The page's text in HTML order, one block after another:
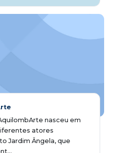
nasceu em
atores
Jardim Ângela, que